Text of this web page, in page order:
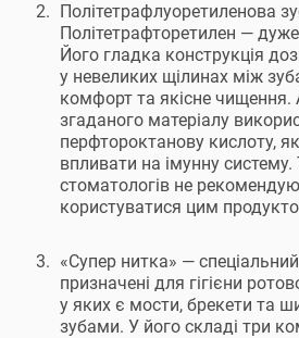
Політетрафлуоретиленова
Політетрафторетилен —
Його гладка конструкція
у невеликих щілинах між
комфорт та якісне
згаданого матеріалу
перфтороктанову кислоту,
впливати на імунну
стоматологів не
користуватися цим
«Супер нитка» —
призначені для гігієни
у яких є мости, брекети та
зубами. У його складі три